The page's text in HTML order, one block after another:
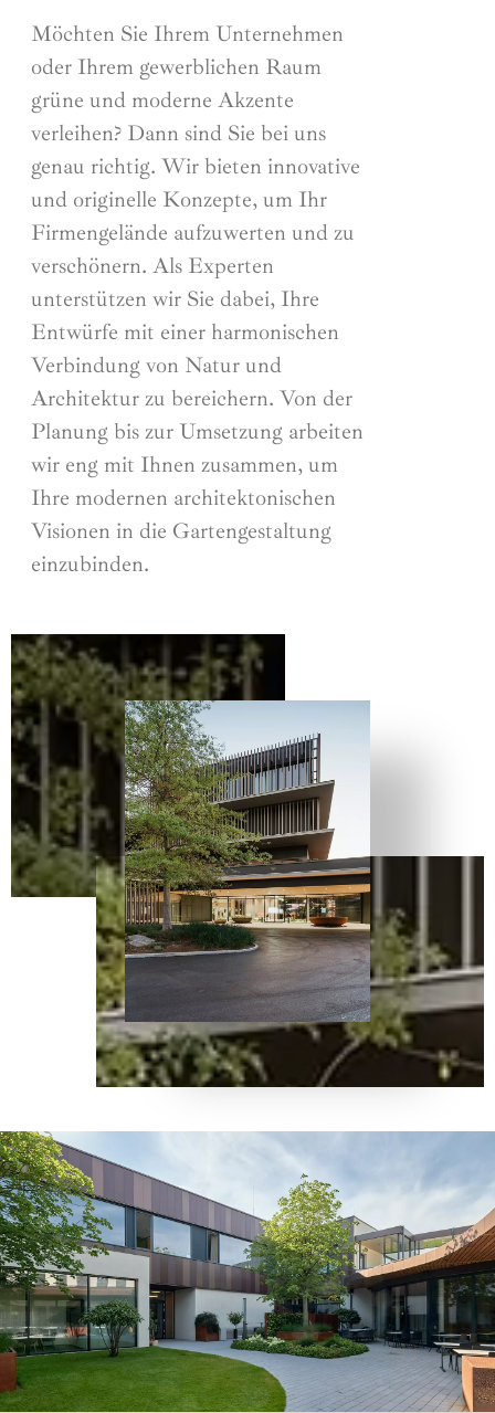
Möchten Sie Ihrem Unternehmen
oder Ihrem gewerblichen Raum
grüne und moderne Akzente
verleihen? Dann sind Sie bei uns
genau richtig. Wir bieten innovative
und originelle Konzepte, um Ihr
Firmengelände aufzuwerten und zu
verschönern. Als Experten
unterstützen wir Sie dabei, Ihre
Entwürfe mit einer harmonischen
Verbindung von Natur und
Architektur zu bereichern. Von der
Planung bis zur Umsetzung arbeiten
wir eng mit Ihnen zusammen, um
Ihre modernen architektonischen
Visionen in die Gartengestaltung
einzubinden.